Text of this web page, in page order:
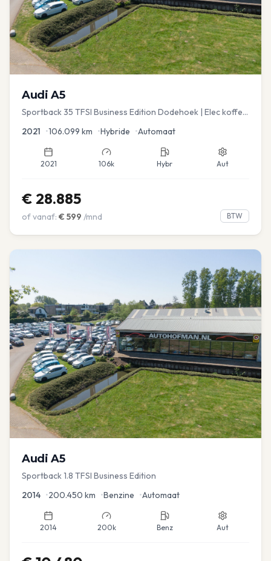
Audi A5
Sportback 35 TFSI Business Edition Dodehoek | Elec koffer
2021 •106.099 km •Hybride •Automaat
2021 106k Hybr Aut
€ 28.885
of vanaf: € 599 /mnd BTW
Audi A5
Sportback 1.8 TFSI Business Edition
2014 •200.450 km •Benzine •Automaat
2014 200k Benz Aut